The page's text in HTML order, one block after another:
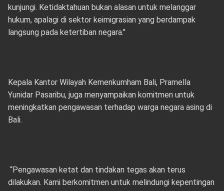
kunjungi. Ketidaktahuan bukan alasan untuk melanggar
hukum, apalagi di sektor keimigrasian yang berdampak
langsung pada ketertiban negara."
Kepala Kantor Wilayah Kemenkumham Bali, Pramella
Yunidar Pasaribu, juga menyampaikan komitmen untuk
meningkatkan pengawasan terhadap warga negara asing di
Bali.
“Pengawasan ketat dan tindakan tegas akan terus
dilakukan. Kami berkomitmen untuk melindungi kepentingan